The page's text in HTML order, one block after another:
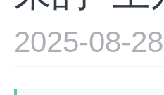
2025-08-28